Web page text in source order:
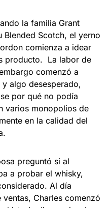
la familia Grant
Scotch, el yerno
comienza a idear
producto. La labor de
comenzó a
algo desesperado,
por qué no podía
varios monopolios de
en la calidad del
preguntó si al
a probar el whisky,
Al día
Charles comenzó